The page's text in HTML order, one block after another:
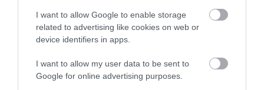
I want to allow Google to enable storage
related to advertising like cookies on web or
device identifiers in apps.
I want to allow my user data to be sent to
Google for online advertising purposes.
2026-08-04 2026-08-03